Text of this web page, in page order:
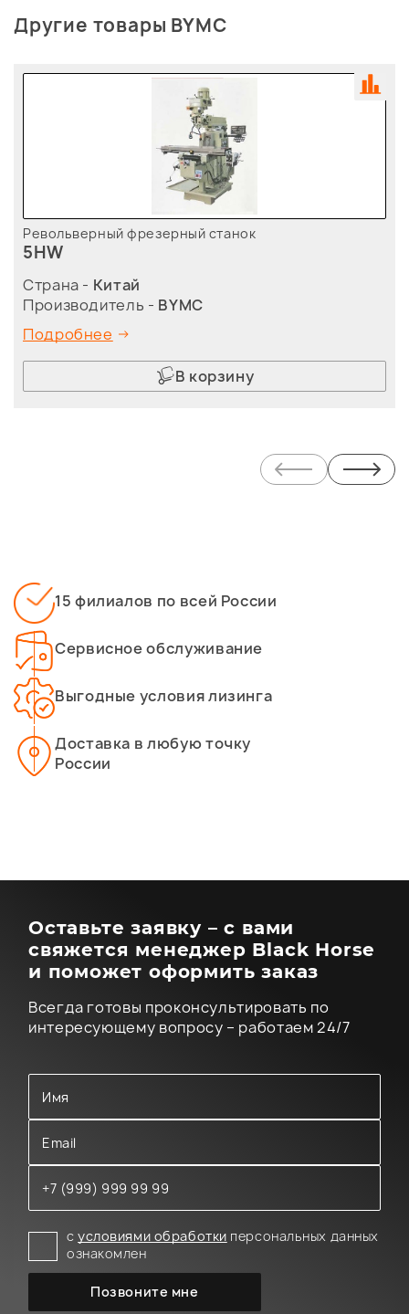
Другие товары BYMC
Револьверный фрезерный станок
5HW
Страна - Китай
Производитель - BYMC
Подробнее
В корзину
15 филиалов по всей России
Сервисное обслуживание
Выгодные условия лизинга
Доставка в любую точку
России
Оставьте заявку – с вами
свяжется менеджер Black Horse
и поможет оформить заказ
Всегда готовы проконсультировать по
интересующему вопросу – работаем 24/7
сусловиями обработки персональных данных
ознакомлен